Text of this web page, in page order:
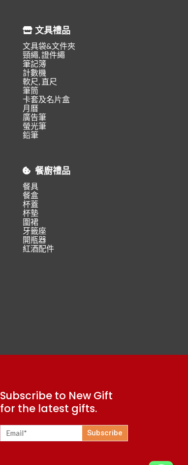
文具禮品
文具袋&文件夾
頸繩, 證件繩
筆記簿
計數機
軟尺, 直尺
筆筒
卡套及名片盒
月曆
廣告筆
螢光筆
鉛筆
餐廚禮品
餐具
餐盒
杯蓋
杯墊
圍裙
牙籤座
開瓶器
紅酒配件
Subscribe to New Gift
for the latest gifts.
Subscribe